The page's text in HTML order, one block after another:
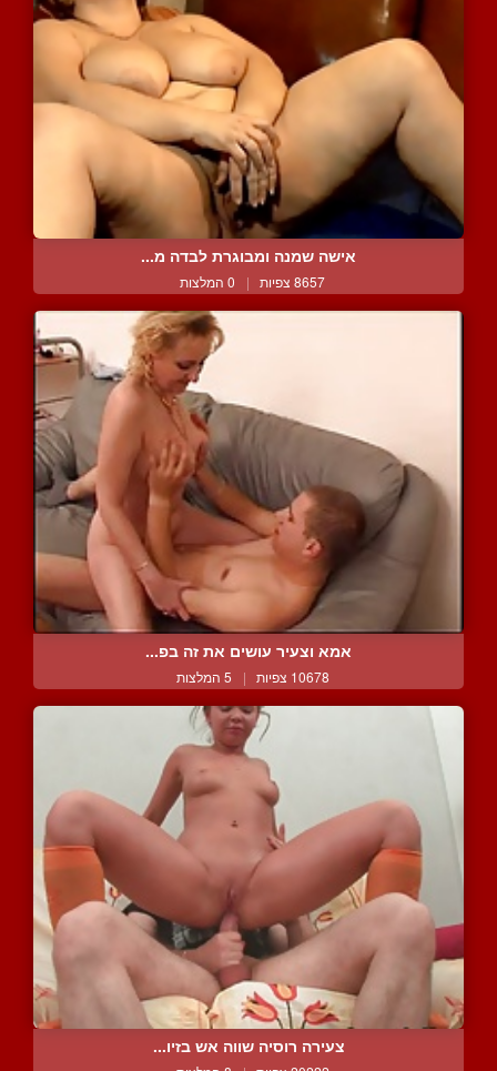
אישה שמנה ומבוגרת לבדה מ...
8657 צפיות | 0 המלצות
אמא וצעיר עושים את זה בפ...
10678 צפיות | 5 המלצות
צעירה רוסיה שווה אש בזיו...